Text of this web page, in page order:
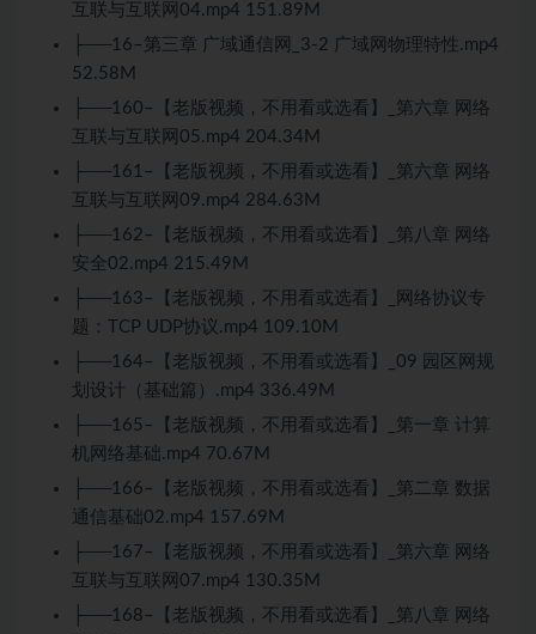
互联与互联网04.mp4 151.89M
├──16–第三章 广域通信网_3-2 广域网物理特性.mp4
52.58M
├──160–【老版视频，不用看或选看】_第六章 网络
互联与互联网05.mp4 204.34M
├──161–【老版视频，不用看或选看】_第六章 网络
互联与互联网09.mp4 284.63M
├──162–【老版视频，不用看或选看】_第八章 网络
安全02.mp4 215.49M
├──163–【老版视频，不用看或选看】_网络协议专
题：TCP UDP协议.mp4 109.10M
├──164–【老版视频，不用看或选看】_09 园区网规
划设计（基础篇）.mp4 336.49M
├──165–【老版视频，不用看或选看】_第一章 计算
机网络基础.mp4 70.67M
├──166–【老版视频，不用看或选看】_第二章 数据
通信基础02.mp4 157.69M
├──167–【老版视频，不用看或选看】_第六章 网络
互联与互联网07.mp4 130.35M
├──168–【老版视频，不用看或选看】_第八章 网络